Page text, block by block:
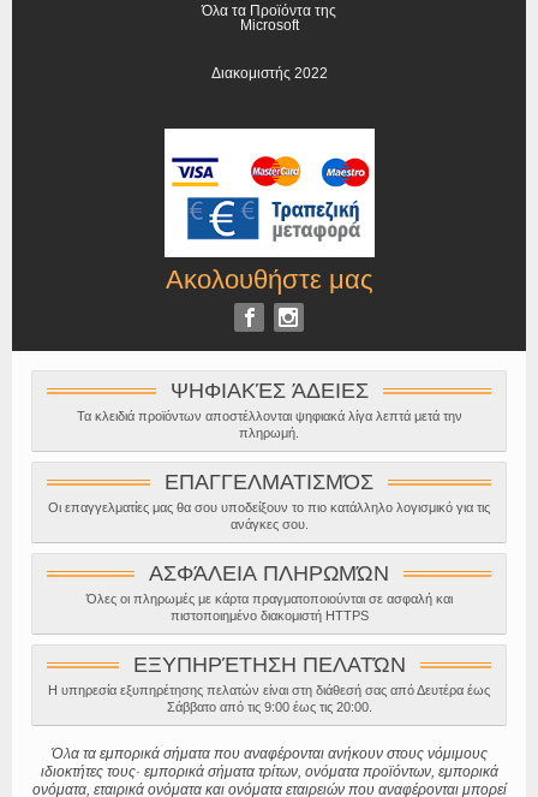
Όλα τα Προϊόντα της
Microsoft
Διακομιστής 2022
Ακολουθήστε μας
ΨΗΦΙΑΚΈΣ ΆΔΕΙΕΣ
Τα κλειδιά προϊόντων αποστέλλονται ψηφιακά λίγα λεπτά μετά την
πληρωμή.
ΕΠΑΓΓΕΛΜΑΤΙΣΜΌΣ
Οι επαγγελματίες μας θα σου υποδείξουν το πιο κατάλληλο λογισμικό για τις
ανάγκες σου.
ΑΣΦΆΛΕΙΑ ΠΛΗΡΩΜΏΝ
Όλες οι πληρωμές με κάρτα πραγματοποιούνται σε ασφαλή και
πιστοποιημένο διακομιστή HTTPS
ΕΞΥΠΗΡΈΤΗΣΗ ΠΕΛΑΤΏΝ
Η υπηρεσία εξυπηρέτησης πελατών είναι στη διάθεσή σας από Δευτέρα έως
Σάββατο από τις 9:00 έως τις 20:00.
Όλα τα εμπορικά σήματα που αναφέρονται ανήκουν στους νόμιμους
ιδιοκτήτες τους· εμπορικά σήματα τρίτων, ονόματα προϊόντων, εμπορικά
ονόματα, εταιρικά ονόματα και ονόματα εταιρειών που αναφέρονται μπορεί